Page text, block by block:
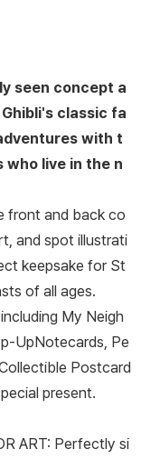
seen concept a
classic fa
with t
live in the n
front and back co
and spot illustrati
keepsake for St
of all ages.
My Neigh
UpNotecards, Pe
Postcard
present.
ART: Perfectly si